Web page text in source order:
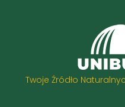
Twoje Źródło